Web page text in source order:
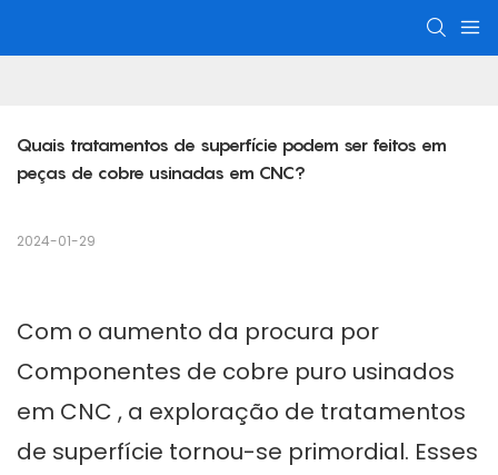
Quais tratamentos de superfície podem ser feitos em
peças de cobre usinadas em CNC?
2024-01-29
Com o aumento da procura por
Componentes de cobre puro usinados
em CNC , a exploração de tratamentos
de superfície tornou-se primordial. Esses